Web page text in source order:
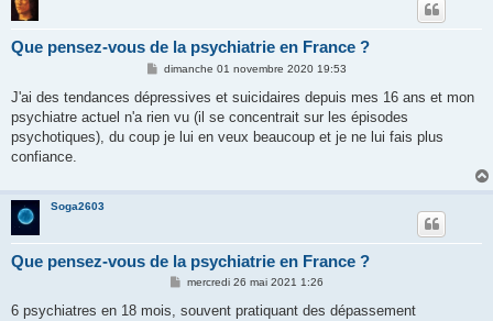
Que pensez-vous de la psychiatrie en France ?
M
s
a
g
e
dimanche 01 novembre 2020 19:53
J'ai des tendances dépressives et suicidaires depuis mes 16 ans et mon
psychiatre actuel n'a rien vu (il se concentrait sur les épisodes
psychotiques), du coup je lui en veux beaucoup et je ne lui fais plus
confiance.
Soga2603
Que pensez-vous de la psychiatrie en France ?
M
s
mercredi 26 mai 2021 1:26
6 psychiatres en 18 mois, souvent pratiquant des dépassement